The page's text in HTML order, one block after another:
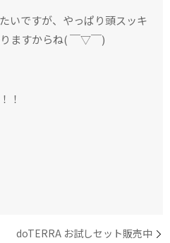
いですが、やっぱり頭スッキ
ますからね( ￣▽￣)
！
doTERRA お試しセット販売中